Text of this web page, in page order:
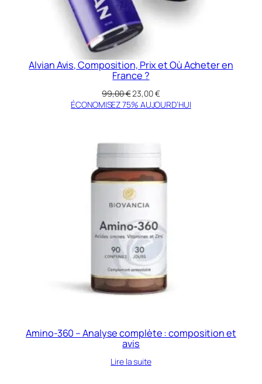
Alvian Avis, Composition, Prix et Où Acheter en
France ?
99,00€Le
prix
23,00€Le
prix
ÉCONOMISEZ 75% AUJOURD’HUI
Amino-360 – Analyse complète : composition et
avis
Lire la suite